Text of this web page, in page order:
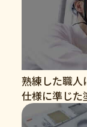
熟練した職人
仕様に準じた